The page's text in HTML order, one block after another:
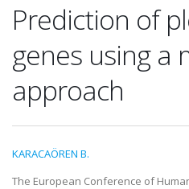
Prediction of
genes using a
approach
KARACAÖREN B.
The European Conference of